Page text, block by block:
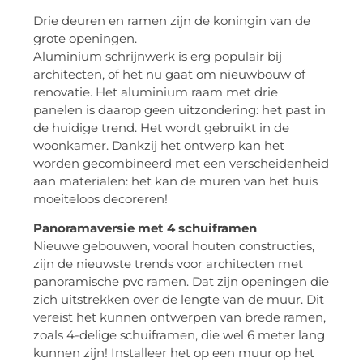
Drie deuren en ramen zijn de koningin van de
grote openingen.
Aluminium schrijnwerk is erg populair bij
architecten, of het nu gaat om nieuwbouw of
renovatie. Het aluminium raam met drie
panelen is daarop geen uitzondering: het past in
de huidige trend. Het wordt gebruikt in de
woonkamer. Dankzij het ontwerp kan het
worden gecombineerd met een verscheidenheid
aan materialen: het kan de muren van het huis
moeiteloos decoreren!
Panoramaversie met 4 schuiframen
Nieuwe gebouwen, vooral houten constructies,
zijn de nieuwste trends voor architecten met
panoramische pvc ramen. Dat zijn openingen die
zich uitstrekken over de lengte van de muur. Dit
vereist het kunnen ontwerpen van brede ramen,
zoals 4-delige schuiframen, die wel 6 meter lang
kunnen zijn! Installeer het op een muur op het